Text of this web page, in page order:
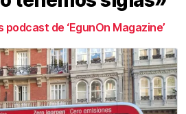
de ‘EgunOn Magazine’